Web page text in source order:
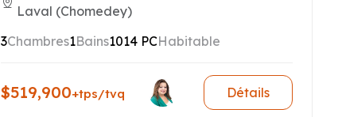
Laval (Chomedey)
3Chambres1Bains1014 PCHabitable
$519,900+tps/tvq Détails